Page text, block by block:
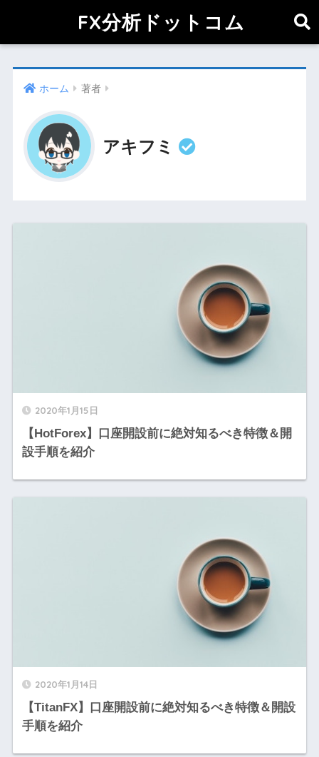
FX分析ドットコム
ホーム 著者
アキフミ
2020年1月15日
【HotForex】口座開設前に絶対知るべき特徴＆開
設手順を紹介
2020年1月14日
【TitanFX】口座開設前に絶対知るべき特徴＆開設
手順を紹介